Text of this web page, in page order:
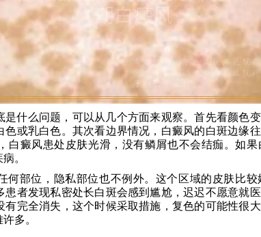
是什么问题，可以从几个方面来观察。首先看颜色
色或乳白色。其次看边界情况，白癜风的白斑边缘
白癜风患处皮肤光滑，没有鳞屑也不会结痂。如
。
何部位，隐私部位也不例外。这个区域的皮肤比
者发现私密处长白斑会感到尴尬，迟迟不愿意就
完全消失，这个时候采取措施，复色的可能性很
多。